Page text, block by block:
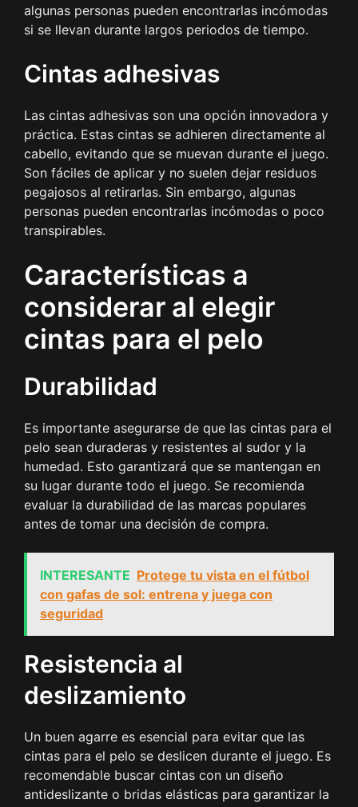
algunas personas pueden encontrarlas incómodas
si se llevan durante largos periodos de tiempo.
Cintas adhesivas
Las cintas adhesivas son una opción innovadora y
práctica. Estas cintas se adhieren directamente al
cabello, evitando que se muevan durante el juego.
Son fáciles de aplicar y no suelen dejar residuos
pegajosos al retirarlas. Sin embargo, algunas
personas pueden encontrarlas incómodas o poco
transpirables.
Características a
considerar al elegir
cintas para el pelo
Durabilidad
Es importante asegurarse de que las cintas para el
pelo sean duraderas y resistentes al sudor y la
humedad. Esto garantizará que se mantengan en
su lugar durante todo el juego. Se recomienda
evaluar la durabilidad de las marcas populares
antes de tomar una decisión de compra.
INTERESANTE Protege tu vista en el fútbol
con gafas de sol: entrena y juega con
seguridad
Resistencia al
deslizamiento
Un buen agarre es esencial para evitar que las
cintas para el pelo se deslicen durante el juego. Es
recomendable buscar cintas con un diseño
antideslizante o bridas elásticas para garantizar la